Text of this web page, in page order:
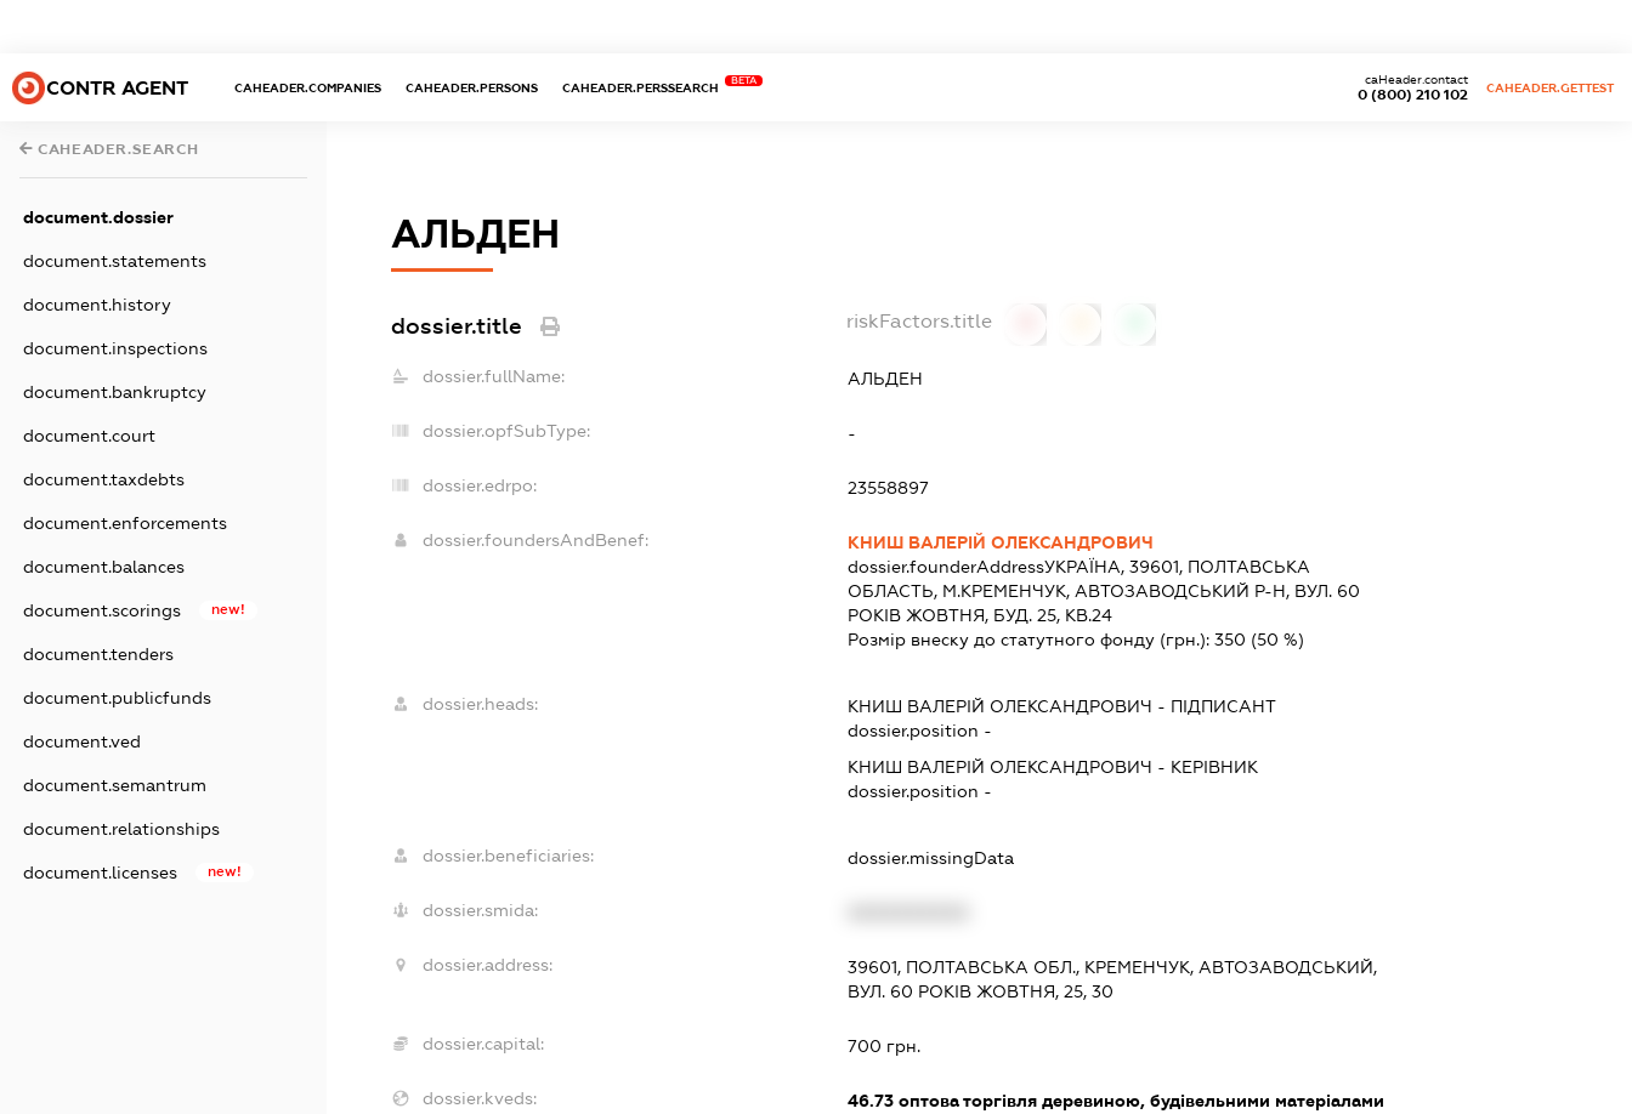
CONTR AGENT CAHEADER.COMPANIES CAHEADER.PERSONS CAHEADER.PERSSEARCH
BETA
0 (800) 210 102
caHeader.contact
CAHEADER.GETTEST
CAHEADER.SEARCH
document.dossier
document.statements
document.history
document.inspections
document.bankruptcy
document.court
document.taxdebts
document.enforcements
document.balances
document.scorings new!
document.tenders
document.publicfunds
document.ved
document.semantrum
document.relationships
document.licenses new!
АЛЬДЕН
dossier.title riskFactors.title
dossier.fullName: АЛЬДЕН
dossier.opfSubType: -
dossier.edrpo: 23558897
dossier.foundersAndBenef:
КНИШ ВАЛЕРІЙ ОЛЕКСАНДРОВИЧ
dossier.founderAddressУКРАЇНА, 39601, ПОЛТАВСЬКА
ОБЛАСТЬ, М.КРЕМЕНЧУК, АВТОЗАВОДСЬКИЙ Р-Н, ВУЛ. 60
РОКІВ ЖОВТНЯ, БУД. 25, КВ.24
Розмір внеску до статутного фонду (грн.): 350 (50 %)
dossier.heads: КНИШ ВАЛЕРІЙ ОЛЕКСАНДРОВИЧ - ПІДПИСАНТ
dossier.position -
КНИШ ВАЛЕРІЙ ОЛЕКСАНДРОВИЧ - КЕРІВНИК
dossier.position -
dossier.beneficiaries: dossier.missingData
dossier.smida:
dossier.address:
39601, ПОЛТАВСЬКА ОБЛ., КРЕМЕНЧУК, АВТОЗАВОДСЬКИЙ,
ВУЛ. 60 РОКІВ ЖОВТНЯ, 25, 30
dossier.capital: 700 грн.
dossier.kveds: 46.73оптова торгівля деревиною, будівельними матеріалами